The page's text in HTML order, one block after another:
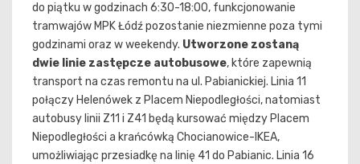
do piątku w godzinach 6:30-18:00, funkcjonowanie
tramwajów MPK Łódź pozostanie niezmienne poza tymi
godzinami oraz w weekendy. Utworzone zostaną
dwie linie zastępcze autobusowe, które zapewnią
transport na czas remontu na ul. Pabianickiej. Linia 11
połączy Helenówek z Placem Niepodległości, natomiast
autobusy linii Z11 i Z41 będą kursować między Placem
Niepodległości a krańcówką Chocianowice-IKEA,
umożliwiając przesiadkę na linię 41 do Pabianic. Linia 16